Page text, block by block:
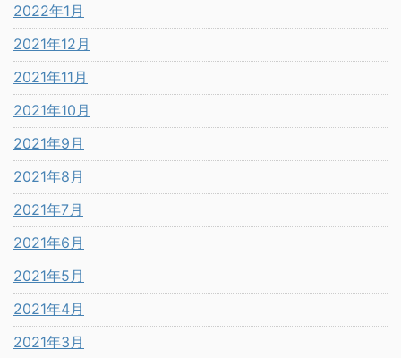
2022年1月
2021年12月
2021年11月
2021年10月
2021年9月
2021年8月
2021年7月
2021年6月
2021年5月
2021年4月
2021年3月